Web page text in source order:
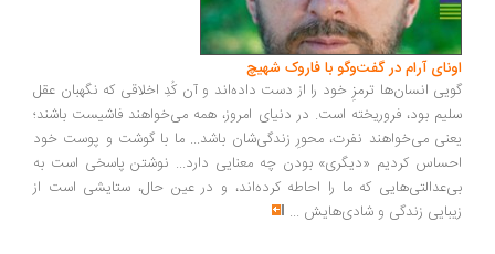
آرام در گفت‌وگو با فاروک شهیچ‭
انسان‌ها ترمزِ خود را از دست داده‌اند و آن کُدِ اخلاقی که نگهبان عقل
بود، فروریخته است. در دنیای امروز، همه می‌خواهند فاشیست باشند؛
می‌خواهند نفرت، محورِ زندگی‌شان باشد... ما با گوشت و پوست خود
کردیم «دیگری» بودن چه معنایی دارد... نوشتن پاسخی است به
که ما را احاطه کرده‌اند، و در عین حال، ستایشی است از
زندگی و شادی‌هایش...